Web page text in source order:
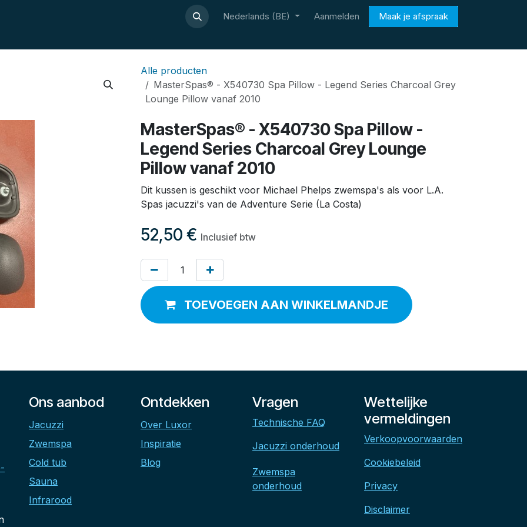
Contact Nederlands (BE) Aanmelden Maak je afspraak
Alle producten
MasterSpas® - X540730 Spa Pillow - Legend Series Charcoal Grey
Lounge Pillow vanaf 2010
MasterSpas® - X540730 Spa Pillow -
Legend Series Charcoal Grey Lounge
Pillow vanaf 2010
Dit kussen is geschikt voor Michael Phelps zwemspa's als voor L.A.
Spas jacuzzi's van de Adventure Serie (La Costa)
52,50 € Inclusief btw
TOEVOEGEN AAN WINKELMANDJE
Ons aanbod
Jacuzzi
Zwemspa
Cold tub
Sauna
Infrarood
Ontdekken
Over Luxor
Inspiratie
Blog
Vragen
Technische FAQ
Jacuzzi onderhoud
Zwemspa
onderhoud
Wettelijke
vermeldingen
Verkoopvoorwaarden
Cookiebeleid
Privacy
Disclaimer